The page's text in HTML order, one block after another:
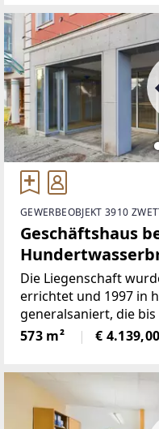
GEWERBEOBJEKT 3910
Geschäftshaus
Zentrum von
Die Liegenschaft
errichtet und 1997 in
generalsaniert, die
erhalten geblieben ist.
eine Gesamtfläche
573 m² € 4.139,00